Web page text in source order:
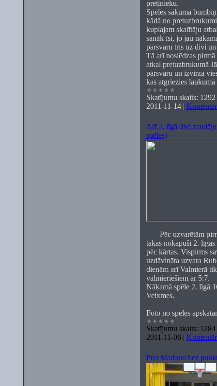
pretinieku.
Spēles sākumā
kādā no
kuplajam skatītāju
sanāk īsi, jo jau
pārsvaru trīs uz divi
Tā arī noslēdzas pirmā
atkal pretuzbrukumā
pārsvaru un izvirza
kas atgriezies
Skatījumu skaits: 1292
2011-11-14 |
Arī 2. līgā divi
spēles)
Pēc uzvarētām
takas nokāpuši 2.
pēc kārtas. Vispirms
uzdāvināta uzvara
dienām arī Valmierā
valmieriešiem ar 5:7.
Nākamā spēle 2. līgā
Veixmes.
Foto no spēles
Skatījumu skaits: 1284
2011-11-06 |
Pret Madonu bez